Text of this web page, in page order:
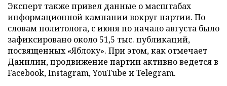
Эксперт также привел данные о масштабах
информационной кампании вокруг партии. По
словам политолога, с июня по начало августа было
зафиксировано около 51,5 тыс. публикаций,
посвященных «Яблоку». При этом, как отмечает
Данилин, продвижение партии активно ведется в
Facebook, Instagram, YouTube и Telegram.